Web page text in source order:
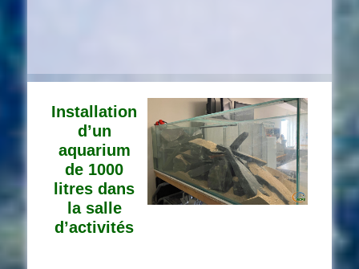
Installation
d’un
aquarium
de 1000
litres dans
la salle
d’activités